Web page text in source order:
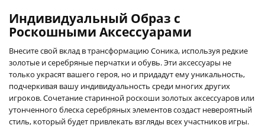
Индивидуальный Образ с
Роскошными Аксессуарами
Внесите свой вклад в трансформацию Соника, используя редкие
золотые и серебряные перчатки и обувь. Эти аксессуары не
только украсят вашего героя, но и придадут ему уникальность,
подчеркивая вашу индивидуальность среди многих других
игроков. Сочетание старинной роскоши золотых аксессуаров или
утонченного блеска серебряных элементов создаст невероятный
стиль, который будет привлекать взгляды всех участников игры.